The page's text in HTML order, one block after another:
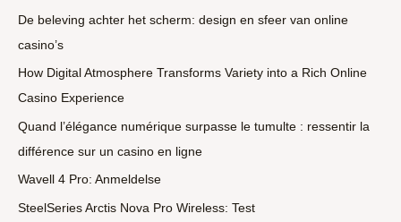
De beleving achter het scherm: design en sfeer van online
casino’s
How Digital Atmosphere Transforms Variety into a Rich Online
Casino Experience
Quand l’élégance numérique surpasse le tumulte : ressentir la
différence sur un casino en ligne
Wavell 4 Pro: Anmeldelse
SteelSeries Arctis Nova Pro Wireless: Test